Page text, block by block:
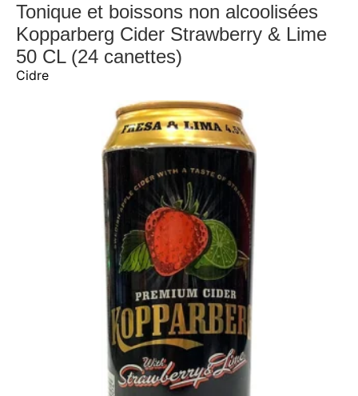
Tonique et boissons non alcoolisées
Kopparberg Cider Strawberry & Lime
50 CL (24 canettes)
Cidre